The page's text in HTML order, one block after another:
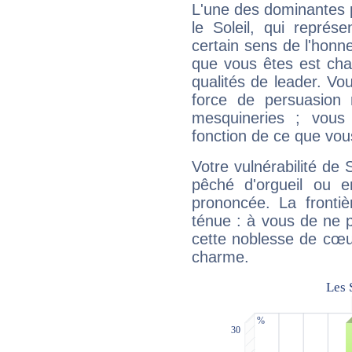
L'une des
le Soleil, qui
certain sens de
que vous êtes est
qualités de leader.
force de
mesquineries ;
fonction de ce que
Votre vulnérabilité de
pêché d'orgueil ou
prononcée. La
ténue : à vous de ne
cette noblesse de
charme.